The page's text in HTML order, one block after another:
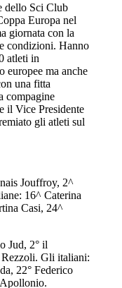
dello Sci Club
Europa nel
giornata con la
condizioni. Hanno
atleti in
europee ma anche
una fitta
compagine
il Vice Presidente
gli atleti sul
Jouffroy, 2^
16^ Caterina
Casi, 24^
Jud, 2° il
Gli italiani:
22° Federico